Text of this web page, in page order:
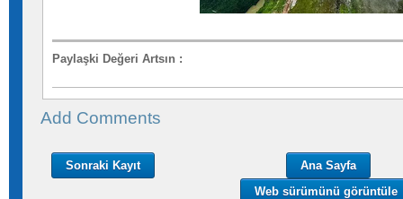
Paylaşki Değeri Artsın :
Add Comments
Sonraki Kayıt
Ana Sayfa
Web sürümünü görüntüle